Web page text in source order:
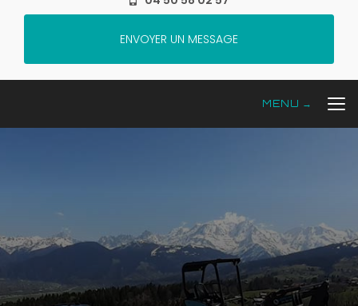
ENVOYER UN MESSAGE